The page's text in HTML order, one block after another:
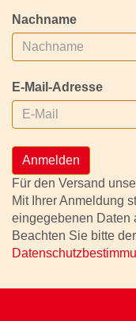
Nachname
E-Mail-Adresse
Anmelden
Für den Versand
Mit Ihrer Anmeldung
eingegebenen Daten
Beachten Sie bitte